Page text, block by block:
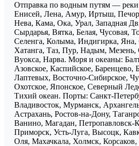
Отправка по водным путям —
Енисей, Лена, Амур, Иртыш,
Нева, Кама, Ока, Урал, Западная
Сырдарья, Вятка, Белая, Чусовая,
Селенга, Колыма, Индигирка, Яна,
Хатанга, Таз, Пур, Надым, Мезень,
Вуокса, Нарва. Моря и океаны:
Азовское, Каспийское, Баренцево,
Лаптевых, Восточно-Сибирское,
Охотское, Японское, Северный
Тихий океан. Порты: Санкт-
Владивосток, Мурманск,
Астрахань, Ростов-на-Дону,
Ванино, Магадан, Петропавловск-
Приморск, Усть-Луга, Высоцк,
Оля, Махачкала, Холмск,